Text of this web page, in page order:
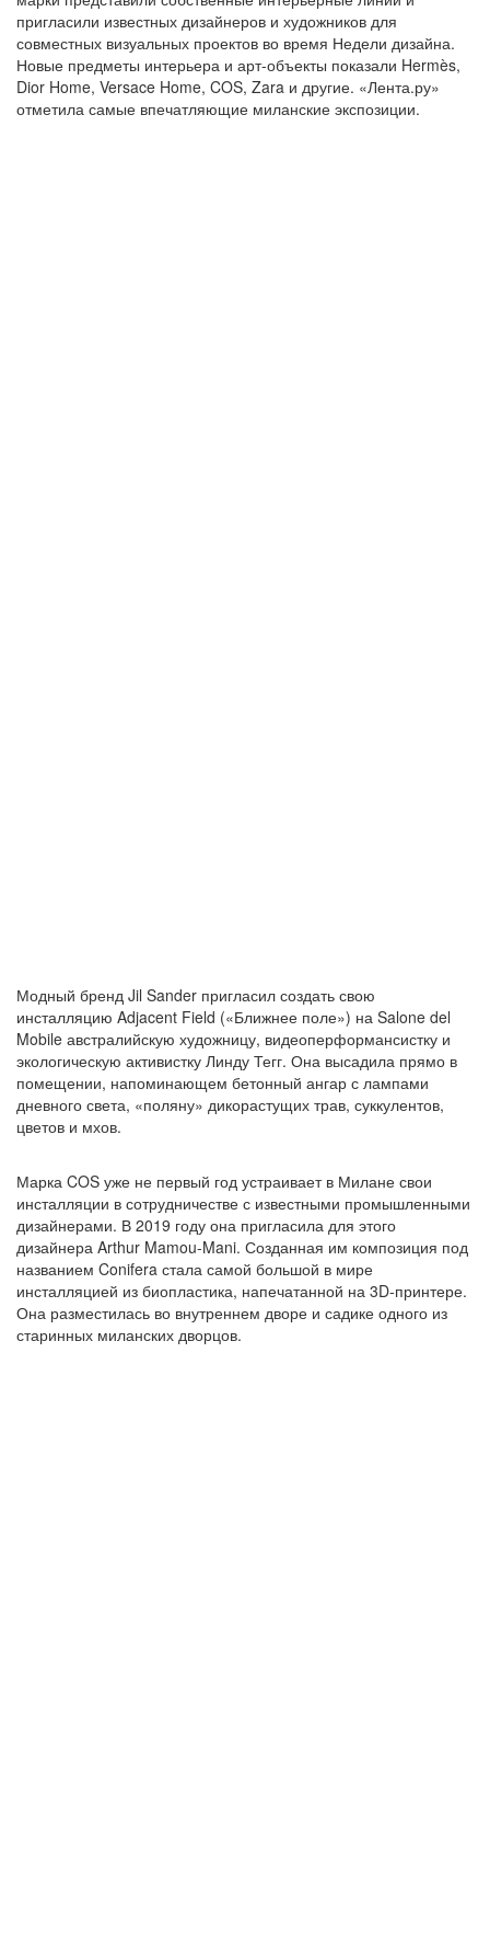
пригласили известных дизайнеров и художников для
совместных визуальных проектов во время Недели дизайна.
Новые предметы интерьера и арт-объекты показали Hermès,
Dior Home, Versace Home, COS, Zara и другие. «Лента.ру»
отметила самые впечатляющие миланские экспозиции.
Модный бренд Jil Sander пригласил создать свою
инсталляцию Adjacent Field («Ближнее поле») на Salone del
Mobile австралийскую художницу, видеоперформансистку и
экологическую активистку Линду Тегг. Она высадила прямо в
помещении, напоминающем бетонный ангар с лампами
дневного света, «поляну» дикорастущих трав, суккулентов,
цветов и мхов.
Марка COS уже не первый год устраивает в Милане свои
инсталляции в сотрудничестве с известными промышленными
дизайнерами. В 2019 году она пригласила для этого
дизайнера Arthur Mamou-Mani. Созданная им композиция под
названием Conifera стала самой большой в мире
инсталляцией из биопластика, напечатанной на 3D-принтере.
Она разместилась во внутреннем дворе и садике одного из
старинных миланских дворцов.